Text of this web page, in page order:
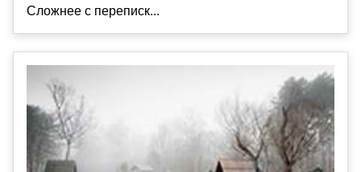
Сложнее с переписк...